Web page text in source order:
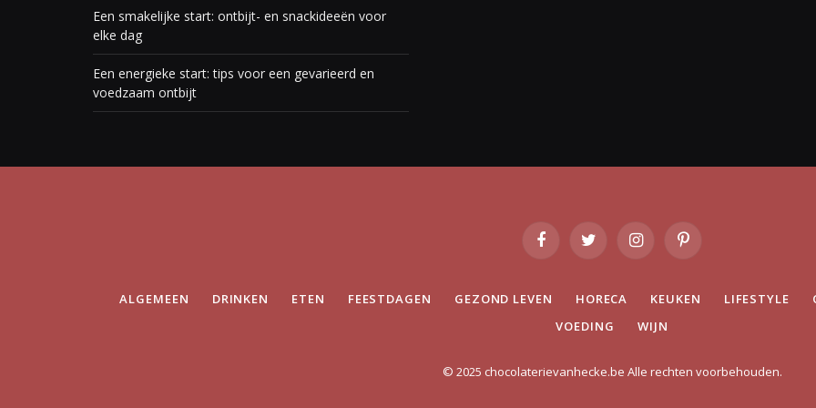
Een smakelijke start: ontbijt- en snackideeën voor
elke dag
Een energieke start: tips voor een gevarieerd en
voedzaam ontbijt
FacebookTwitter InstagramPinterest
ALGEMEEN DRINKEN ETEN FEESTDAGEN GEZOND LEVEN HORECA KEUKEN LIFESTYLE
VOEDING
WIJN
© 2025 chocolaterievanhecke.be Alle rechten voorbehouden.